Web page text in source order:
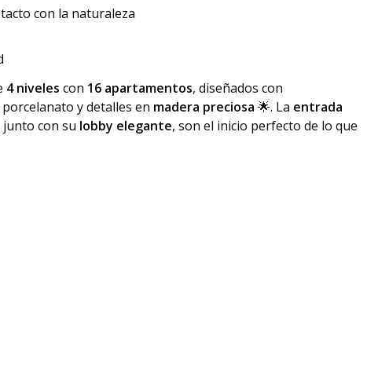
con la naturaleza
4 niveles con 16 apartamentos, diseñados con
y detalles en madera preciosa 🌟. La entrada
con su lobby elegante, son el inicio perfecto de lo que